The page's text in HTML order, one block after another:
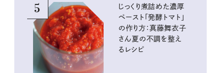
5
じっくり煮詰めた濃厚
ペースト「発酵トマト」
の作り方：真藤舞衣子
さん夏の不調を整え
るレシピ